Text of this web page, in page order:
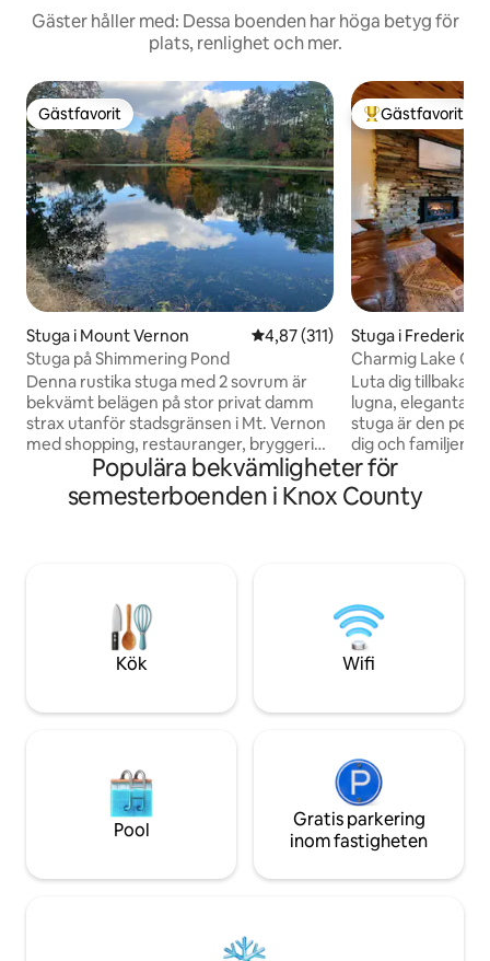
Gäster håller med: Dessa boenden har höga betyg för
plats, renlighet och mer.
Gästfavorit
Gästfavorit
Stuga i Mount Vernon 4,87 av 5 i genomsnittligt
4,87 (311)
Stuga på Shimmering Pond
Denna rustika stuga med 2 sovrum är
bekvämt belägen på stor privat damm
strax utanför stadsgränsen i Mt. Vernon
med shopping, restauranger, bryggeri
och underhållning. Vi är husdjursvänliga,
endast hundar (50 dollar per vistelse,
max 2 hundar) med alla moderna
några steg från däcket med utsikt över
den stora dammen. 4-personers
paddelbåt finns där för användning
under din vistelse.
Populär
Gästfavorit
Stuga i
Charmig Lake
Kayaks
Luta dig tillbaka
lugna, eleganta
stuga är den
dig och familjen,
att ta sig runt. Du är bara: 20 minuter
från Mohican
Snowtrails Ski
med ditt fiskespö.
bubbelpoolen
över
Populära bekvämligheter för
semesterboenden i Knox County
Kök Wifi
Pool
Gratis parkering
inom fastigheten